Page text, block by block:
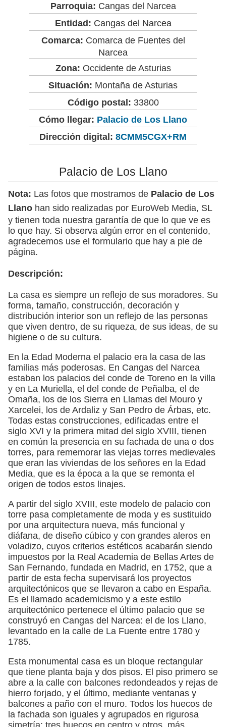
Parroquia: Cangas del Narcea
Entidad: Cangas del Narcea
Comarca: Comarca de Fuentes del
Narcea
Zona: Occidente de Asturias
Situación: Montaña de Asturias
Código postal: 33800
Cómo llegar: Palacio de Los Llano
Dirección digital: 8CMM5CGX+RM
Palacio de Los Llano
Nota: Las fotos que mostramos de Palacio de Los
Llano han sido realizadas por EuroWeb Media, SL
y tienen toda nuestra garantía de que lo que ve es
lo que hay. Si observa algún error en el contenido,
agradecemos use el formulario que hay a pie de
página.
Descripción:
La casa es siempre un reflejo de sus moradores. Su
forma, tamaño, construcción, decoración y
distribución interior son un reflejo de las personas
que viven dentro, de su riqueza, de sus ideas, de su
higiene o de su cultura.
En la Edad Moderna el palacio era la casa de las
familias más poderosas. En Cangas del Narcea
estaban los palacios del conde de Toreno en la villa
y en La Muriella, el del conde de Peñalba, el de
Omaña, los de los Sierra en Llamas del Mouro y
Xarcelei, los de Ardaliz y San Pedro de Árbas, etc.
Todas estas construcciones, edificadas entre el
siglo XVI y la primera mitad del siglo XVIII, tienen
en común la presencia en su fachada de una o dos
torres, para rememorar las viejas torres medievales
que eran las viviendas de los señores en la Edad
Media, que es la época a la que se remonta el
origen de todos estos linajes.
A partir del siglo XVIII, este modelo de palacio con
torre pasa completamente de moda y es sustituido
por una arquitectura nueva, más funcional y
diáfana, de diseño cúbico y con grandes aleros en
voladizo, cuyos criterios estéticos acabarán siendo
impuestos por la Real Academia de Bellas Artes de
San Fernando, fundada en Madrid, en 1752, que a
partir de esta fecha supervisará los proyectos
arquitectónicos que se llevaron a cabo en España.
Es el llamado academicismo y a este estilo
arquitectónico pertenece el último palacio que se
construyó en Cangas del Narcea: el de los Llano,
levantado en la calle de La Fuente entre 1780 y
1785.
Esta monumental casa es un bloque rectangular
que tiene planta baja y dos pisos. El piso primero se
abre a la calle con balcones redondeados y rejas de
hierro forjado, y el último, mediante ventanas y
balcones a paño con el muro. Todos los huecos de
la fachada son iguales y agrupados en rigurosa
simetría: tres huecos en centro y otros, más